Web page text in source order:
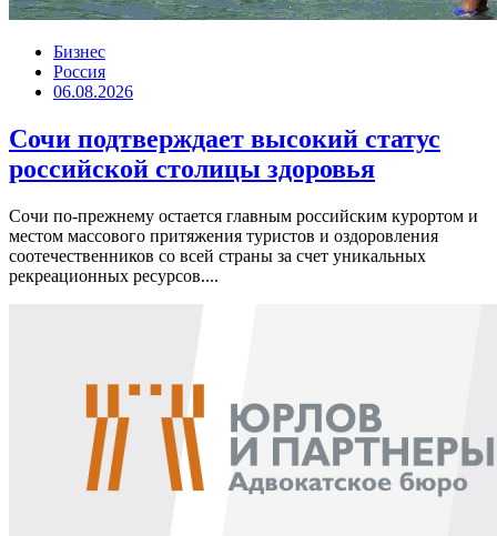
Бизнес
Россия
06.08.2026
Сочи подтверждает высокий статус
российской столицы здоровья
Сочи по-прежнему остается главным российским курортом и
местом массового притяжения туристов и оздоровления
соотечественников со всей страны за счет уникальных
рекреационных ресурсов....